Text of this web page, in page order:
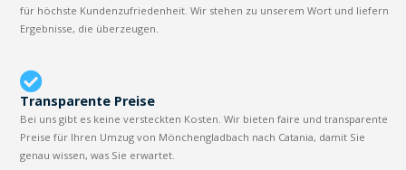
für höchste Kundenzufriedenheit. Wir stehen zu unserem Wort und liefern
Ergebnisse, die überzeugen.
Transparente Preise
Bei uns gibt es keine versteckten Kosten. Wir bieten faire und transparente
Preise für Ihren Umzug von Mönchengladbach nach Catania, damit Sie
genau wissen, was Sie erwartet.